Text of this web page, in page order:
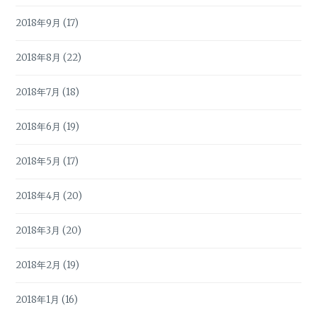
2018年9月 (17)
2018年8月 (22)
2018年7月 (18)
2018年6月 (19)
2018年5月 (17)
2018年4月 (20)
2018年3月 (20)
2018年2月 (19)
2018年1月 (16)